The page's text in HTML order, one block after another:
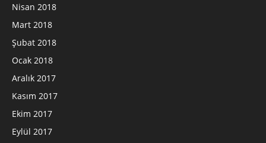
Nisan 2018
Mart 2018
Şubat 2018
Ocak 2018
Aralık 2017
Kasım 2017
Ekim 2017
Eylül 2017